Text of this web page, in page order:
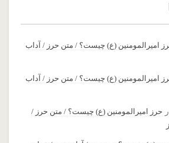
امیرالمومنین (ع) چیست؟ / متن حرز / آداب
امیرالمومنین (ع) چیست؟ / متن حرز / آداب
حرز امیرالمومنین (ع) چیست؟ / متن حرز /